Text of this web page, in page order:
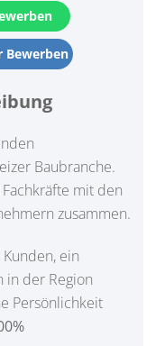
Bewerben
Baubranche.
mit den
zusammen.
ein
in der Region
Persönlichkeit